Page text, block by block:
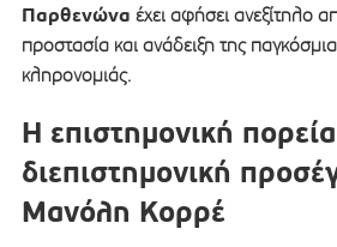
Παρθενώνα έχει αφήσει ανεξίτηλο
προστασία και ανάδειξη της
κληρονομιάς.
Η επιστημονική
διεπιστημονική
Μανόλη Κορρέ